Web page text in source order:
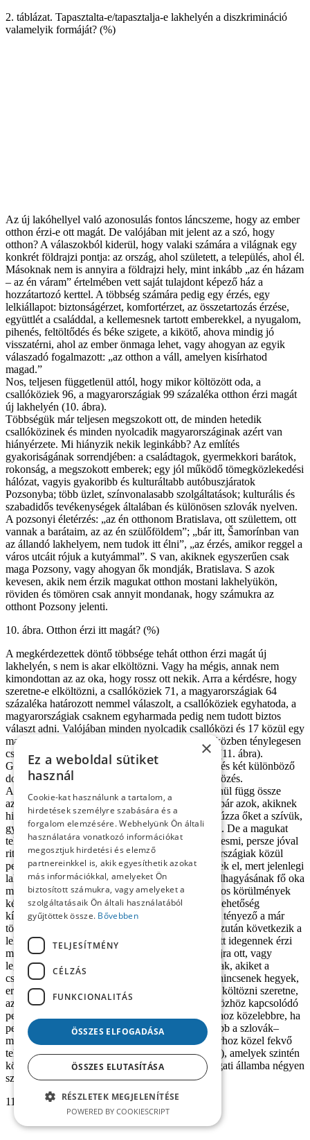
2. táblázat. Tapasztalta-e/tapasztalja-e lakhelyén a diszkrimináció
valamelyik formáját? (%)
Az új lakóhellyel való azonosulás fontos láncszeme, hogy az ember
otthon érzi-e ott magát. De valójában mit jelent az a szó, hogy
otthon? A válaszokból kiderül, hogy valaki számára a világnak egy
konkrét földrajzi pontja: az ország, ahol született, a település, ahol él.
Másoknak nem is annyira a földrajzi hely, mint inkább „az én házam
– az én váram” értelmében vett saját tulajdont képező ház a
hozzátartozó kerttel. A többség számára pedig egy érzés, egy
lelkiállapot: biztonságérzet, komfortérzet, az összetartozás érzése,
együttlét a családdal, a kellemesnek tartott emberekkel, a nyugalom,
pihenés, feltöltődés és béke szigete, a kikötő, ahova mindig jó
visszatérni, ahol az ember önmaga lehet, vagy ahogyan az egyik
válaszadó fogalmazott: „az otthon a váll, amelyen kisírhatod
magad.”
Nos, teljesen függetlenül attól, hogy mikor költözött oda, a
csallóköziek 96, a magyarországiak 99 százaléka otthon érzi magát
új lakhelyén (10. ábra).
Többségük már teljesen megszokott ott, de minden hetedik
csallóközinek és minden nyolcadik magyarországinak azért van
hiányérzete. Mi hiányzik nekik leginkább? Az említés
gyakoriságának sorrendjében: a családtagok, gyermekkori barátok,
rokonság, a megszokott emberek; egy jól működő tömegközlekedési
hálózat, vagyis gyakoribb és kulturáltabb autóbuszjáratok
Pozsonyba; több üzlet, színvonalasabb szolgáltatások; kulturális és
szabadidős tevékenységek általában és különösen szlovák nyelven.
A pozsonyi életérzés: „az én otthonom Bratislava, ott születtem, ott
vannak a barátaim, az az én szülőföldem”; „bár itt, Šamorínban van
az állandó lakhelyem, nem tudok itt élni”, „az érzés, amikor reggel a
város utcáit rójuk a kutyámmal”. S van, akiknek egyszerűen csak
maga Pozsony, vagy ahogyan ők mondják, Bratislava. S azok
kevesen, akik nem érzik magukat otthon mostani lakhelyükön,
röviden és tömören csak annyit mondanak, hogy számukra az
otthont Pozsony jelenti.
10. ábra. Otthon érzi itt magát? (%)
A megkérdezettek döntő többsége tehát otthon érzi magát új
lakhelyén, s nem is akar elköltözni. Vagy ha mégis, annak nem
kimondottan az az oka, hogy rossz ott nekik. Arra a kérdésre, hogy
szeretne-e elköltözni, a csallóköziek 71, a magyarországiak 64
százaléka határozott nemmel válaszolt, a csallóköziek egyhatoda, a
magyarországiak csaknem egyharmada pedig nem tudott biztos
választ adni. Valójában minden nyolcadik csallóközi és 17 közül egy
magyarországi szeretné elhagyni a települést, miközben ténylegesen
csupán kb. egy tucatnyi ember tesz ezért valamit (11. ábra).
Gondolkodni az elköltözésen és maga az elköltözés két különböző
dolog, de egyik sem tömeges, főleg nem az elköltözés.
Az, hogy valaki szeretne elköltözni, nem okvetlenül függ össze
azzal, hogy nem érzi otthon magát a településen, bár azok, akiknek
hiányérzetük van, vagy továbbra is a fővárosba húzza őket a szívük,
gyakrabban fontolgatják az elköltözés lehetőségét. De a magukat
teljességgel otthon érzők között is előfordul az ilyesmi, persze jóval
ritkábban. A csallóköziek közül hatan, a magyarországiak közül
pedig csak ketten mondták, hogy azért költöznének el, mert jelenlegi
lakhelyükön nem érzik jól magukat. A település elhagyásának fő oka
mindkét alminta esetében inkább az, hogy bizonyos körülmények
kényszerítik őket erre a lépésre, vagy pedig jobb lehetőség
kínálkozik számukra. A leggyakoribb kényszerítő tényező a már
többször említett rossz tömegközlekedés, s csak ezután következik a
lelki komfortérzet hiánya, az, hogy a megkérdezett idegennek érzi
magát, hogy a szülővárosa, Pozsony vonzza őt, újra ott, vagy
legalábbis hozzá közelebb szeretne élni. De vannak, akiket a
csallóközi sík terület deprimál, mindig fúj a szél, nincsenek hegyek,
erdők, kevés a zöldterület, panaszolják. Tehát aki költözni szeretne,
az vissza Pozsonyba (beleértve a főváros Csallóközhöz kapcsolódó
peremkerületét, Pozsonypüspökit) vagy Pozsonyhoz közelebbre, ha
pedig Magyarországon lakik, akkor minél közelebb a szlovák–
magyar határhoz, akár vissza Szlovákiába, a határhoz közel fekvő
települések valamelyikébe (Oroszvár, Dunacsúny), amelyek szintén
közelebb fekszenek Pozsonyhoz. Külföldre, nyugati államba négyen
szeretnének kiköltözni.
11. ábra. Szeretne innen elköltözni?
×
Ez a weboldal sütiket
használ
Cookie-kat használunk a tartalom, a
hirdetések személyre szabására és a
forgalom elemzésére. Webhelyünk Ön általi
használatára vonatkozó információkat
megosztjuk hirdetési és elemző
partnereinkkel is, akik egyesíthetik azokat
más információkkal, amelyeket Ön
biztosított számukra, vagy amelyeket a
szolgáltatásaik Ön általi használatából
gyűjtöttek össze. Bővebben
TELJESÍTMÉNY
CÉLZÁS
FUNKCIONALITÁS
ÖSSZES ELFOGADÁSA
ÖSSZES ELUTASÍTÁSA
RÉSZLETEK MEGJELENÍTÉSE
POWERED BY COOKIESCRIPT